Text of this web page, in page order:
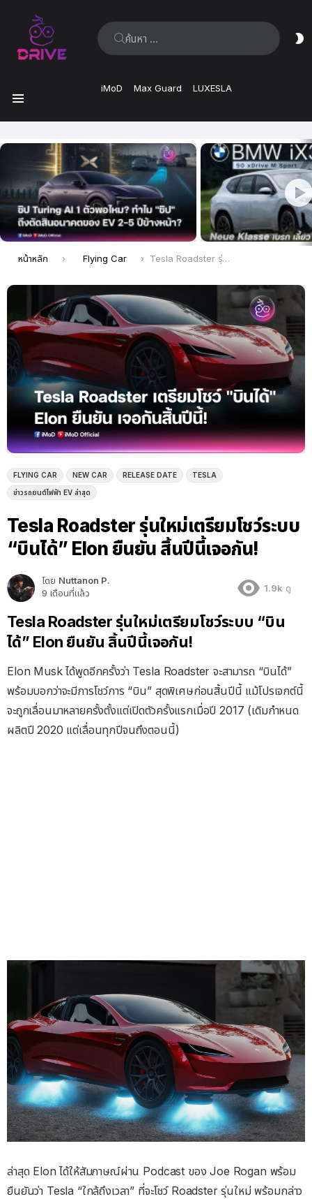
ค้นหา:
iMoD Max Guard LUXESLA
ล่าสุด
คุณอยู่ที่นี่:
หน้าหลัก Flying Car Tesla Roadster รุ่นใหม่เตรียมโชว์ระบบ “บินได้” Elon ยืนยัน สิ้นปีนี้เจอกัน!
FLYING CAR NEW CAR RELEASE DATE TESLA
ข่าวรถยนต์ไฟฟ้า EV ล่าสุด
Tesla Roadster รุ่นใหม่เตรียมโชว์ระบบ
“บินได้” Elon ยืนยัน สิ้นปีนี้เจอกัน!
โดย Nuttanon P.
9 เดือนที่แล้ว
1.9k ดู
Tesla Roadster รุ่นใหม่เตรียมโชว์ระบบ “บิน
ได้” Elon ยืนยัน สิ้นปีนี้เจอกัน!
Elon Musk ได้พูดอีกครั้งว่า Tesla Roadster จะสามารถ “บินได้”
พร้อมบอกว่าจะมีการโชว์การ “บิน” สุดพิเศษก่อนสิ้นปีนี้ แม้โปรเจกต์นี้
จะถูกเลื่อนมาหลายครั้งตั้งแต่เปิดตัวครั้งแรกเมื่อปี 2017 (เดิมกำหนด
ผลิตปี 2020 แต่เลื่อนทุกปีจนถึงตอนนี้)
ล่าสุด Elon ได้ให้สัมภาษณ์ผ่าน Podcast ของ Joe Rogan พร้อม
ยืนยันว่า Tesla “ใกล้ถึงเวลา” ที่จะโชว์ Roadster รุ่นใหม่ พร้อมกล่าว